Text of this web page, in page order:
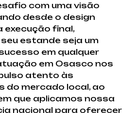
com uma visão
desde o design
execução final,
estande seja um
em qualquer
em Osasco nos
atento às
do mercado local, ao
que aplicamos nossa
nacional para oferecer